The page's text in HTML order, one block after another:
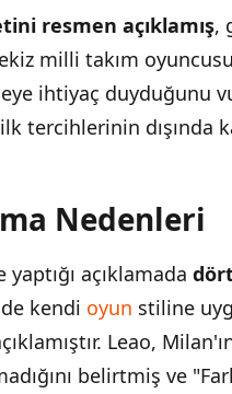
resmen açıklamış,
milli takım
ihtiyaç duyduğunu
tercihlerinin dışında
Nedenleri
açıklamada
kendi oyun stiline
Leao,
belirtmiş ve